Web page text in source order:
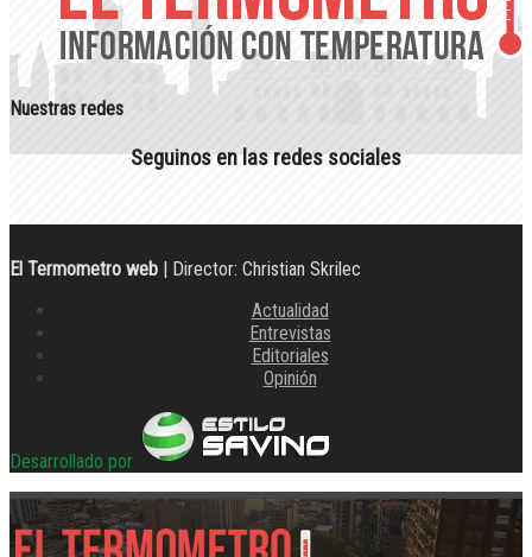
Nuestras redes
Seguinos en las redes sociales
El Termometro web | Director: Christian Skrilec
Actualidad
Entrevistas
Editoriales
Opinión
Desarrollado por